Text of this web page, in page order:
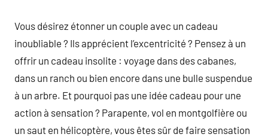
Vous désirez étonner un couple avec un cadeau
inoubliable ? Ils apprécient l’excentricité ? Pensez à un
offrir un cadeau insolite : voyage dans des cabanes,
dans un ranch ou bien encore dans une bulle suspendue
à un arbre. Et pourquoi pas une idée cadeau pour une
action à sensation ? Parapente, vol en montgolfière ou
un saut en hélicoptère, vous êtes sûr de faire sensation